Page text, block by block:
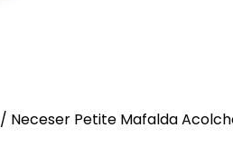
/ Neceser Petite Mafalda